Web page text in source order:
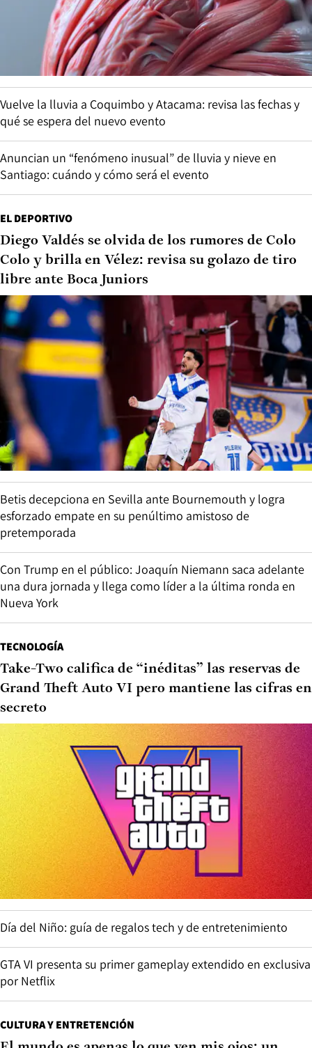
Vuelve la lluvia a Coquimbo y Atacama: revisa las fechas y
qué se espera del nuevo evento
Anuncian un “fenómeno inusual” de lluvia y nieve en
Santiago: cuándo y cómo será el evento
EL DEPORTIVO
Diego Valdés se olvida de los rumores de Colo
Colo y brilla en Vélez: revisa su golazo de tiro
libre ante Boca Juniors
Betis decepciona en Sevilla ante Bournemouth y logra
esforzado empate en su penúltimo amistoso de
pretemporada
Con Trump en el público: Joaquín Niemann saca adelante
una dura jornada y llega como líder a la última ronda en
Nueva York
TECNOLOGÍA
Take-Two califica de “inéditas” las reservas de
Grand Theft Auto VI pero mantiene las cifras en
secreto
Día del Niño: guía de regalos tech y de entretenimiento
GTA VI presenta su primer gameplay extendido en exclusiva
por Netflix
CULTURA Y ENTRETENCIÓN